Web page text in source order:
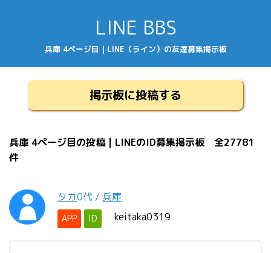
LINE BBS
兵庫 4ページ目 | LINE（ライン）の友達募集掲示板
掲示板に投稿する
兵庫 4ページ目の投稿 | LINEのID募集掲示板 全27781
件
タカ0代 / 兵庫
APP ID keitaka0319